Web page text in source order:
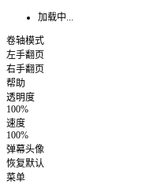
加载中...
卷轴模式
左手翻页
右手翻页
帮助
透明度
100%
速度
100%
弹幕头像
恢复默认
菜单